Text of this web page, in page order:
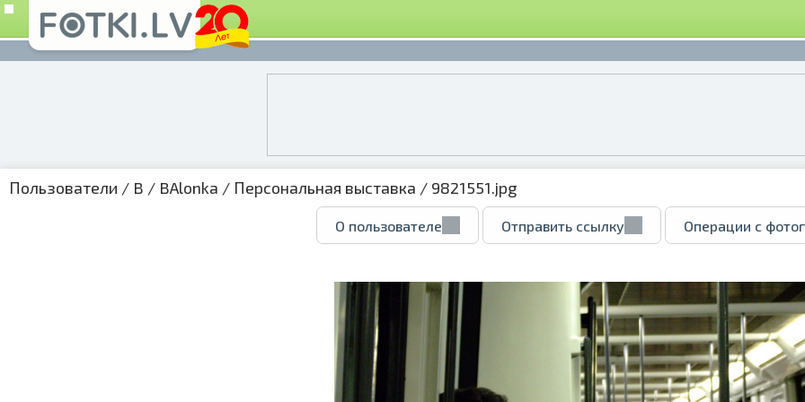
Пользователи / B / BAlonka / Персональная выставка / 9821551.jpg
О пользователе Отправить ссылку Операции с